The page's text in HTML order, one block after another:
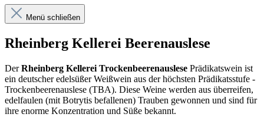
Menü schließen
Rheinberg Kellerei Beerenauslese
DerRheinberg Kellerei Trockenbeerenauslese Prädikatswein ist
ein deutscher edelsüßer Weißwein aus der höchsten Prädikatsstufe -
Trockenbeerenauslese (TBA). Diese Weine werden aus überreifen,
edelfaulen (mit Botrytis befallenen) Trauben gewonnen und sind für
ihre enorme Konzentration und Süße bekannt.